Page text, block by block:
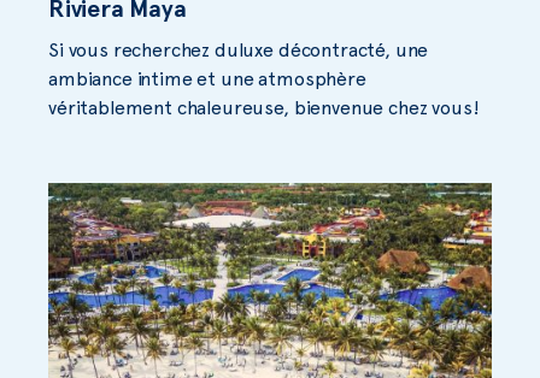
Riviera Maya
Si vous recherchez duluxe décontracté, une
ambiance intime et une atmosphère
véritablement chaleureuse, bienvenue chez vous!